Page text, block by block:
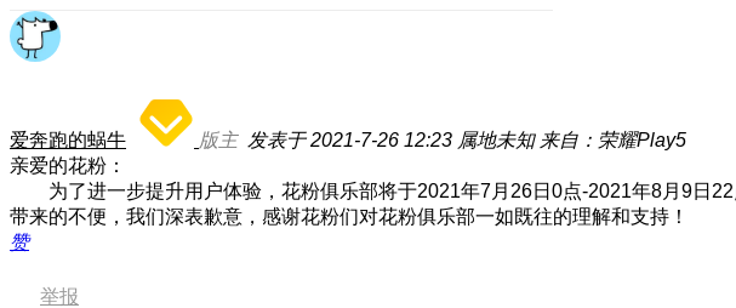
爱奔跑的蜗牛 版主 发表于 2021-7-26 12:23 属地未知 来自：荣耀Play5
亲爱的花粉：
为了进一步提升用户体验，花粉俱乐部将于2021年7月26日0点-2021年8月9日
带来的不便，我们深表歉意，感谢花粉们对花粉俱乐部一如既往的理解和支持！
赞
举报